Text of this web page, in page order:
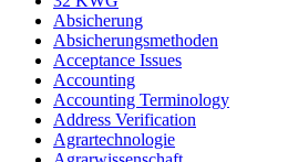
Absicherung
Absicherungsmethoden
Acceptance Issues
Accounting
Accounting Terminology
Address Verification
Agrartechnologie